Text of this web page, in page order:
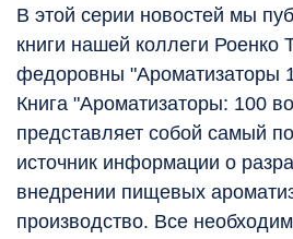
В этой серии новостей мы
книги нашей коллеги Роенко
федоровны "Ароматизаторы
Книга "Ароматизаторы: 100
представляет собой самый
источник информации о
внедрении пищевых
производство. Все